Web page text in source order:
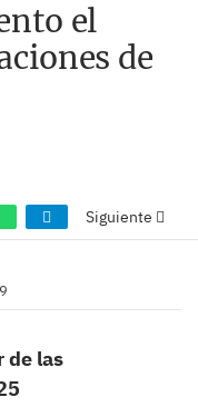
el
de
Siguiente
de las